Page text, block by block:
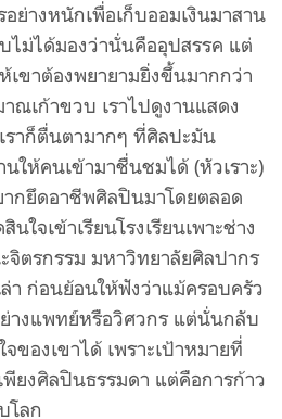
ย่างหนักเพื่อเก็บออมเงินมาสาน
ไม่ได้มองว่านั่นคืออุปสรรค แต่
เขาต้องพยายามยิ่งขึ้นมากกว่า
ณเก้าขวบ เราไปดูงานแสดง
ราก็ตื่นตามากๆ ที่ศิลปะมัน
ให้คนเข้ามาชื่นชมได้ (หัวเราะ)
ากยึดอาชีพศิลปินมาโดยตลอด
ใจเข้าเรียนโรงเรียนเพาะช่าง
จิตรกรรม มหาวิทยาลัยศิลปากร
า ก่อนย้อนให้ฟังว่าแม้ครอบครัว
างแพทย์หรือวิศวกร แต่นั่นกลับ
ของเขาได้ เพราะเป้าหมายที่
พียงศิลปินธรรมดา แต่คือการก้าว
โลก